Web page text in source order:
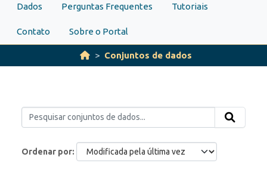
Dados Perguntas Frequentes Tutoriais
Contato Sobre o Portal
Conjuntos de dados
Ordenar por